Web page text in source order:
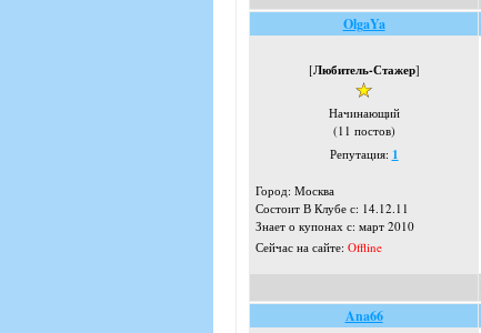
OlgaYa
[Любитель-Стажер]
Начинающий
(11 постов)
Репутация: 1
Город: Москва
Состоит В Клубе с: 14.12.11
Знает о купонах с: март 2010
Сейчас на сайте: Offline
Ana66